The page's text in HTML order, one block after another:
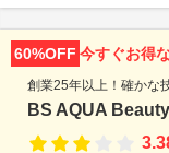
60%OFF 今すぐお得
創業25年以上！確かな
BS AQUA Beauty